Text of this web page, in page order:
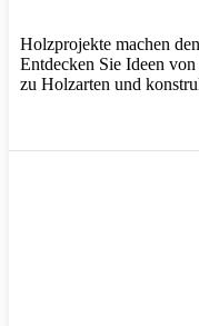
Holzprojekte machen
Entdecken Sie Ideen
zu Holzarten und